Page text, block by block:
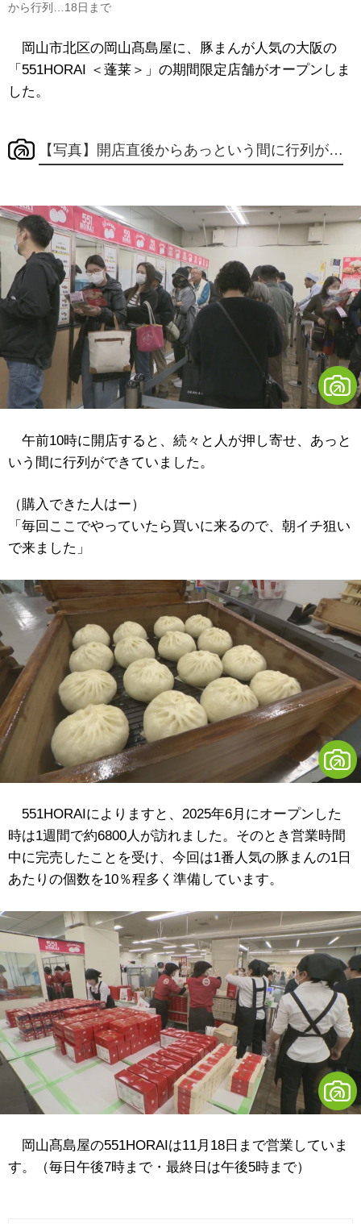
から行列…18日まで
岡山市北区の岡山髙島屋に、豚まんが人気の大阪の
「551HORAI ＜蓬莱＞」の期間限定店舗がオープンしま
した。
【写真】開店直後からあっという間に行列が…
午前10時に開店すると、続々と人が押し寄せ、あっと
いう間に行列ができていました。
（購入できた人はー）
「毎回ここでやっていたら買いに来るので、朝イチ狙い
で来ました」
551HORAIによりますと、2025年6月にオープンした
時は1週間で約6800人が訪れました。そのとき営業時間
中に完売したことを受け、今回は1番人気の豚まんの1日
あたりの個数を10％程多く準備しています。
岡山髙島屋の551HORAIは11月18日まで営業していま
す。（毎日午後7時まで・最終日は午後5時まで）